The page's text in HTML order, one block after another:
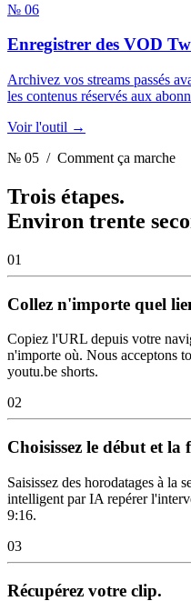
№ 06
Enregistrer des VOD
Archivez vos streams passés
les contenus réservés aux
Voir l'outil →
№ 05 / Comment ça marche
Trois étapes.
Environ trente
01
Collez n'importe quel
Copiez l'URL depuis votre
n'importe où. Nous acceptons
youtu.be shorts.
02
Choisissez le début et la
Saisissez des horodatages à la
intelligent par IA repérer
9:16.
03
Récupérez votre clip.